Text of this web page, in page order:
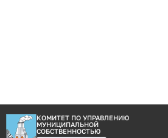
КОМИТЕТ ПО УПРАВЛЕНИЮ
МУНИЦИПАЛЬНОЙ
СОБСТВЕННОСТЬЮ